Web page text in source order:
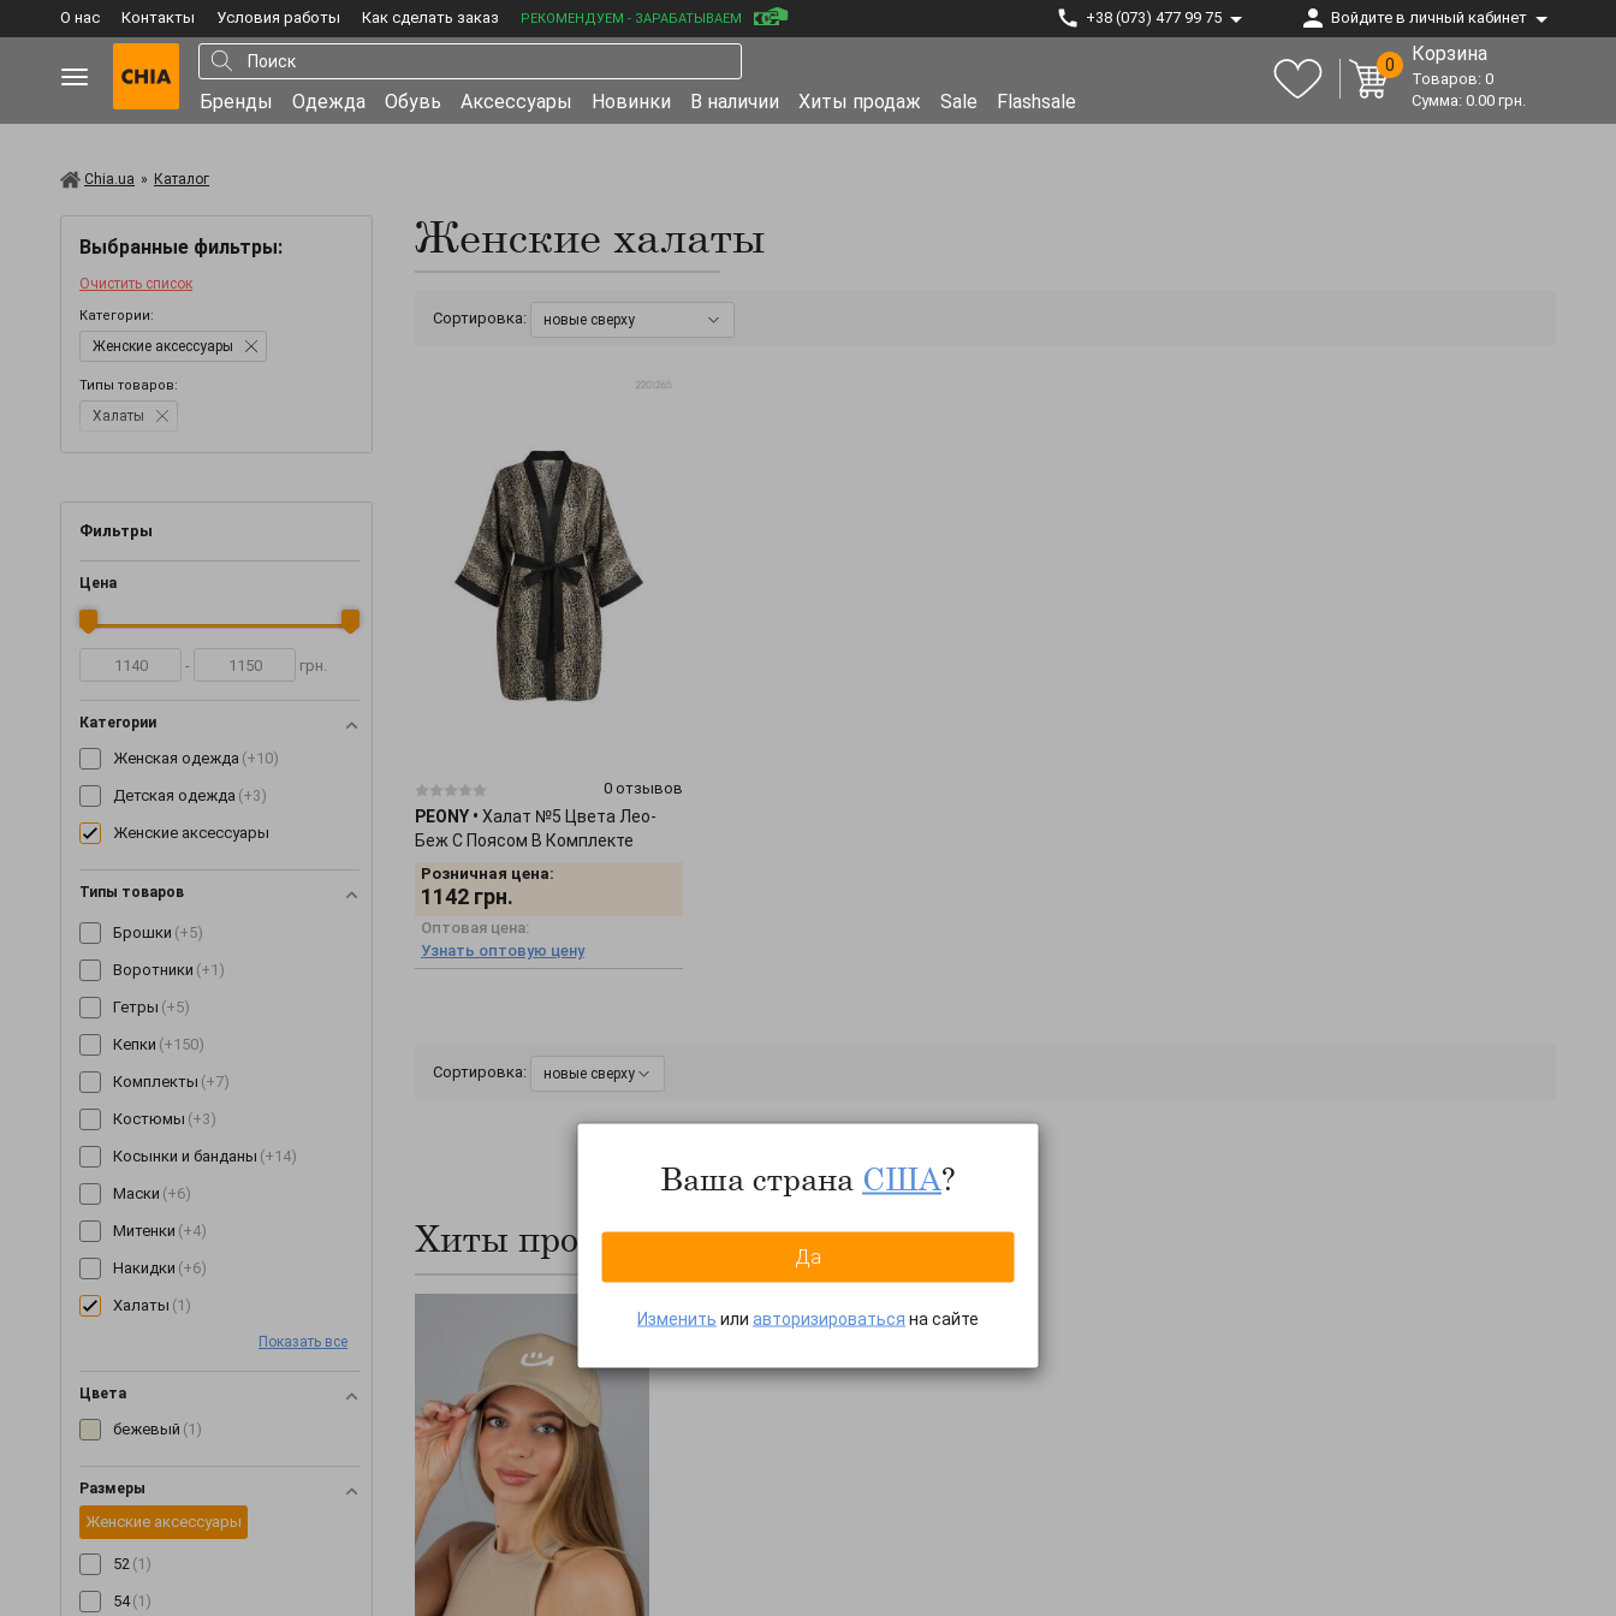
О нас Контакты Условия работы Как сделать заказ РЕКОМЕНДУЕМ - ЗАРАБАТЫВАЕМ +38 (073) 477 99 75 Войдите в личный кабинет
Бренды Одежда Обувь Аксессуары Новинки В наличии Хиты продаж Sale Flashsale
0 Корзина
Товаров: 0
Сумма: 0.00 грн.
Chia.ua » Каталог
Выбранные фильтры:
Очистить список
Категории:
Женские аксессуары
Типы товаров:
Халаты
Фильтры
Цена
- грн.
Категории
Женская одежда (+10)
Детская одежда (+3)
Женские аксессуары
Типы товаров
Брошки (+5)
Воротники (+1)
Гетры (+5)
Кепки (+150)
Комплекты (+7)
Костюмы (+3)
Косынки и банданы (+14)
Маски (+6)
Митенки (+4)
Накидки (+6)
Халаты (1)
Пояса и ремни
Разное(+37)
Серьги
Снуды
Показать все
Цвета
бежевый (1)
Размеры
Женские аксессуары
52 (1)
54 (1)
Женские халаты
Сортировка: новые сверху
0 отзывов
PEONY • Халат №5 Цвета Лео-
Беж С Поясом В Комплекте
2201265
Розничная цена:
1142 грн.
Оптовая цена:
Узнать оптовую цену
Сортировка: новые сверху
Хиты продаж
Ваша страна США?
Да
Изменить или авторизироваться на сайте